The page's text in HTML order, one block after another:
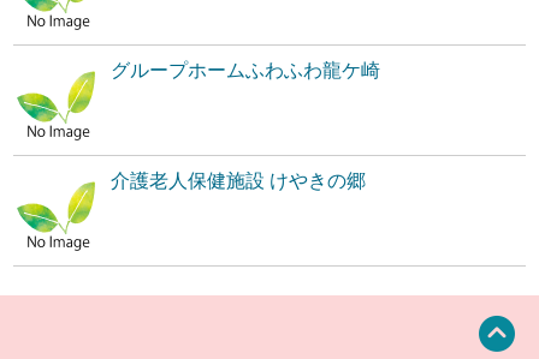
グループホームふわふわ龍ケ崎
介護老人保健施設 けやきの郷